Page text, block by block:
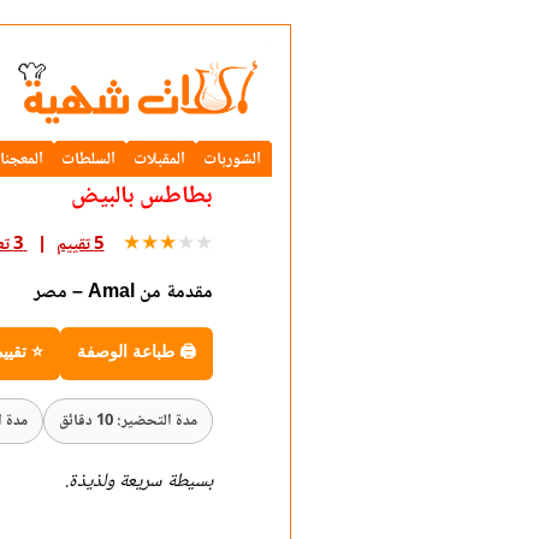
الشوربات المقبلات السلطات
بطاطس بالبيض
★★★★ ★ 5 تقييم 3 تعليق
مقدمة من Amal – مصر
🖨 طباعة الوصفة ⭐
مدة التحضير: 10 دقائق مدة
بسيطة سريعة ولذيذة.